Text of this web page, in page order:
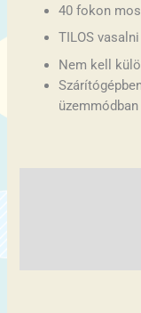
40 fokon
TILOS
Nem kell